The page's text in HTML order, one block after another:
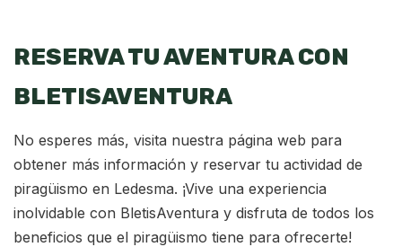
RESERVA TU AVENTURA CON
BLETISAVENTURA
No esperes más, visita nuestra página web para
obtener más información y reservar tu actividad de
piragüismo en Ledesma. ¡Vive una experiencia
inolvidable con BletisAventura y disfruta de todos los
beneficios que el piragüismo tiene para ofrecerte!